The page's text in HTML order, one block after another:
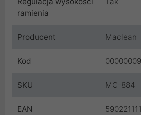
ramienia
Producent Maclean
Kod
SKU MC-884
EAN